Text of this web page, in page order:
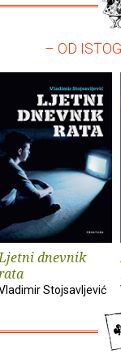
– OD
dnevnik
Stojsavljević